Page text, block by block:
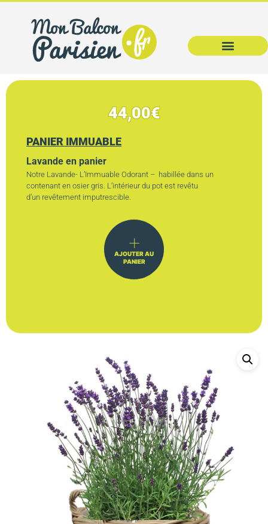
44,00€
PANIER IMMUABLE
Lavande en panier
Notre Lavande- L’Immuable Odorant – habillée dans un
contenant en osier gris. L’intérieur du pot est revêtu
d’un revêtement imputrescible.
AJOUTER AU
PANIER